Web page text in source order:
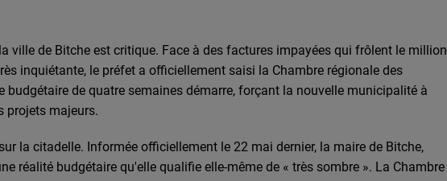
ville de Bitche est critique. Face à des factures impayées qui frôlent le million
inquiétante, le préfet a officiellement saisi la Chambre régionale des
budgétaire de quatre semaines démarre, forçant la nouvelle municipalité à
projets majeurs.
la citadelle. Informée officiellement le 22 mai dernier, la maire de Bitche,
réalité budgétaire qu'elle qualifie elle-même de « très sombre ». La Chambre